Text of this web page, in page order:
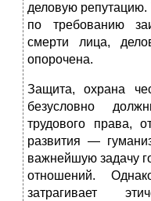
деловую
по требованию
смерти лица,
опорочена.
Защита, охрана
безусловно
трудового права,
развития —
важнейшую задачу
отношений.
затрагивает